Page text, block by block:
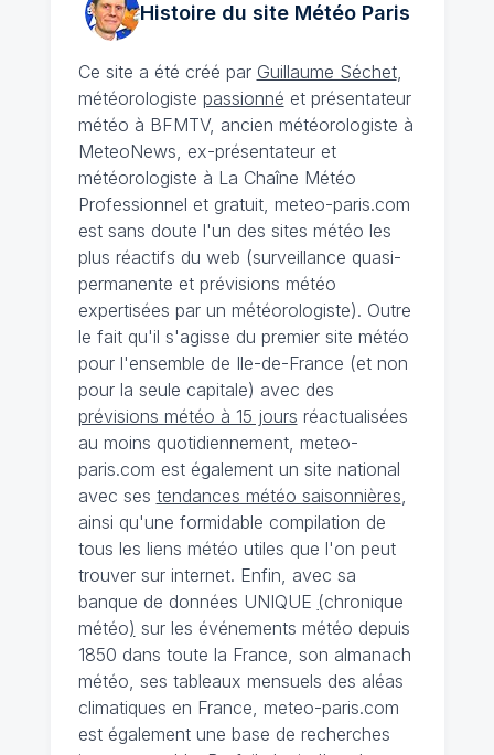
Histoire du site MétéoParis
Ce site a été créé par Guillaume Séchet,
météorologiste passionné et présentateur
météo à BFMTV, ancien météorologiste à
MeteoNews, ex-présentateur et
météorologiste à La Chaîne Météo
Professionnel et gratuit, meteo-paris.com
est sans doute l'un des sites météo les
plus réactifs du web (surveillance quasi-
permanente et prévisions météo
expertisées par un météorologiste). Outre
le fait qu'il s'agisse du premier site météo
pour l'ensemble de Ile-de-France (et non
pour la seule capitale) avec des
prévisions météo à 15 jours réactualisées
au moins quotidiennement, meteo-
paris.com est également un site national
avec ses tendances météo saisonnières,
ainsi qu'une formidable compilation de
tous les liens météo utiles que l'on peut
trouver sur internet. Enfin, avec sa
banque de données UNIQUE (chronique
météo) sur les événements météo depuis
1850 dans toute la France, son almanach
météo, ses tableaux mensuels des aléas
climatiques en France, meteo-paris.com
est également une base de recherches